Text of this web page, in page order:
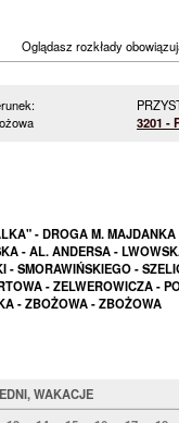
Oglądasz rozkłady
3201 -
- DROGA M.
- AL. ANDERSA -
SMORAWIŃSKIEGO -
- ZELWEROWICZA -
- ZBOŻOWA - ZBOŻOWA
WAKACJE